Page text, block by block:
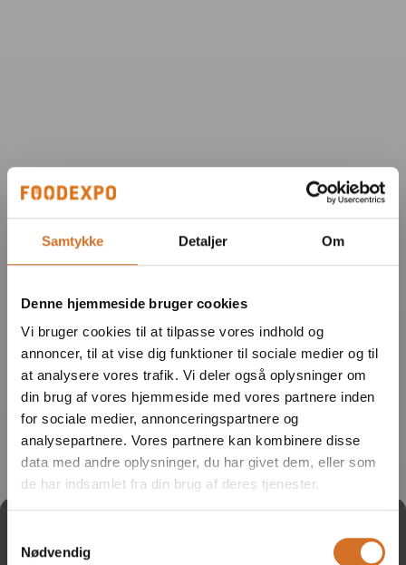
Samtykke Detaljer Om
Denne hjemmeside bruger cookies
Vi bruger cookies til at tilpasse vores indhold og
annoncer, til at vise dig funktioner til sociale medier og til
at analysere vores trafik. Vi deler også oplysninger om
din brug af vores hjemmeside med vores partnere inden
for sociale medier, annonceringspartnere og
analysepartnere. Vores partnere kan kombinere disse
data med andre oplysninger, du har givet dem, eller som
de har indsamlet fra din brug af deres tjenester.
Nødvendig